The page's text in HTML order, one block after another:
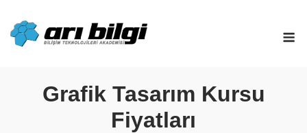
content
Grafik Tasarım Kursu
Fiyatları